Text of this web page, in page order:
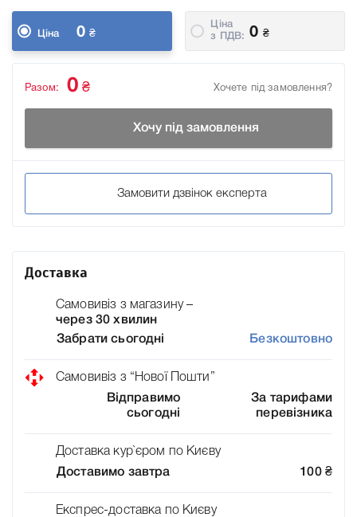
Ціна 0 ₴
Ціна
з ПДВ:
0 ₴
Хочете під замовлення?
Разом: 0 ₴
Хочу під замовлення
Замовити дзвінок експерта
Доставка
Самовивіз з магазину –
через 30 хвилин
Забрати сьогодні
Безкоштовно
Самовивіз з “Нової Пошти”
Відправимо
сьогодні
За тарифами
перевізника
Доставка кур`єром по Києву
Доставимо завтра
100 ₴
Експрес-доставка по Києву